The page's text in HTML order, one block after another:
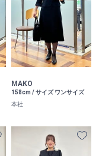
MAKO
158cm / サイズ ワンサイズ
本社